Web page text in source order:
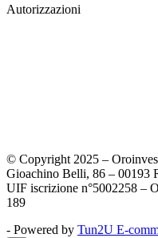
Autorizzazioni
© Copyright 2025 –
Gioachino Belli, 86 – 00193
UIF iscrizione n°5002258 –
189
- Powered by Tun2U E-